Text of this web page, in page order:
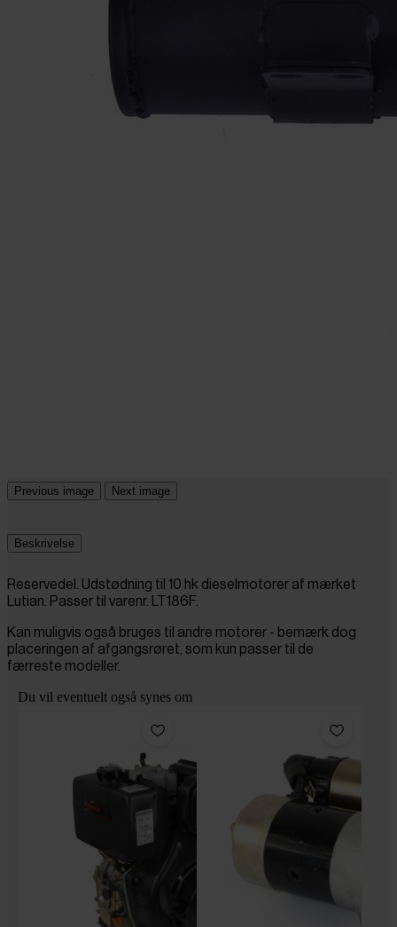
Previous image Next image
Beskrivelse
Reservedel. Udstødning til 10 hk dieselmotorer af mærket
Lutian. Passer til varenr. LT186F.
Kan muligvis også bruges til andre motorer - bemærk dog
placeringen af afgangsrøret, som kun passer til de
færreste modeller.
Du vil eventuelt også synes om